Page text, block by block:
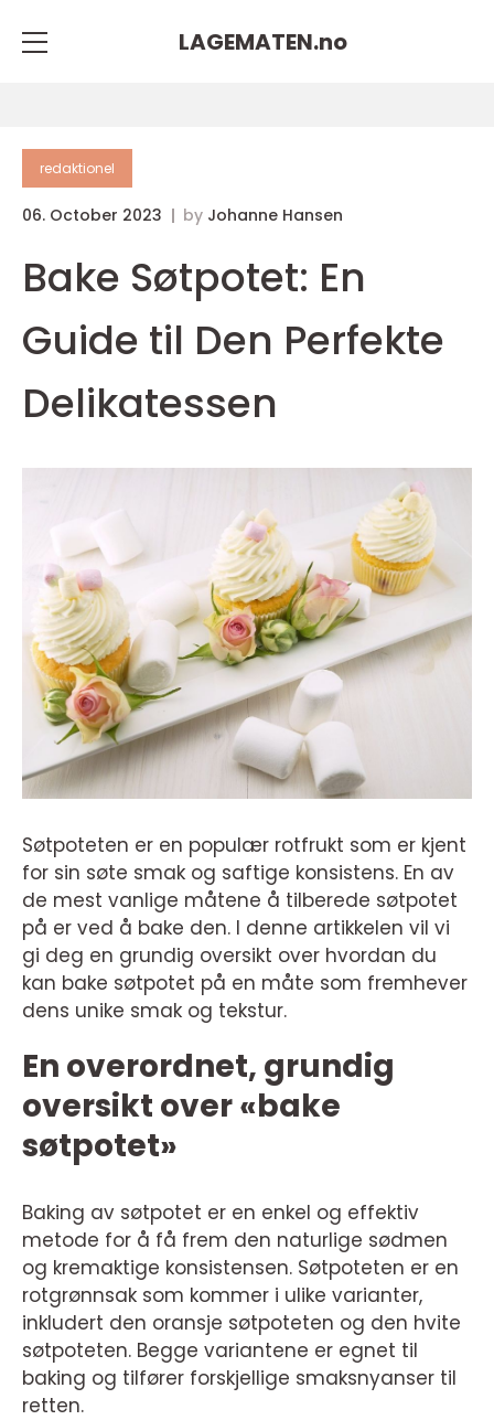
LAGEMATEN.no
redaktionel
06. October 2023 by Johanne Hansen
Bake Søtpotet: En
Guide til Den Perfekte
Delikatessen
Søtpoteten er en populær rotfrukt som er kjent
for sin søte smak og saftige konsistens. En av
de mest vanlige måtene å tilberede søtpotet
på er ved å bake den. I denne artikkelen vil vi
gi deg en grundig oversikt over hvordan du
kan bake søtpotet på en måte som fremhever
dens unike smak og tekstur.
En overordnet, grundig
oversikt over «bake
søtpotet»
Baking av søtpotet er en enkel og effektiv
metode for å få frem den naturlige sødmen
og kremaktige konsistensen. Søtpoteten er en
rotgrønnsak som kommer i ulike varianter,
inkludert den oransje søtpoteten og den hvite
søtpoteten. Begge variantene er egnet til
baking og tilfører forskjellige smaksnyanser til
retten.